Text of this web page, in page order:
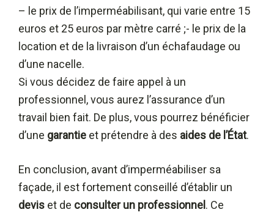
– le prix de l’imperméabilisant, qui varie entre 15
euros et 25 euros par mètre carré ;- le prix de la
location et de la livraison d’un échafaudage ou
d’une nacelle.
Si vous décidez de faire appel à un
professionnel, vous aurez l’assurance d’un
travail bien fait. De plus, vous pourrez bénéficier
d’une garantie et prétendre à des aides de l’État.
En conclusion, avant d’imperméabiliser sa
façade, il est fortement conseillé d’établir un
devis et de consulter un professionnel . Ce